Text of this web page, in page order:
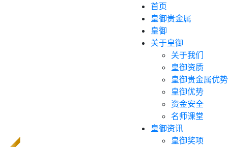
首页
皇御贵金属
皇御
关于皇御
关于我们
皇御资质
皇御贵金属优势
皇御优势
资金安全
名师课堂
皇御资讯
皇御奖项